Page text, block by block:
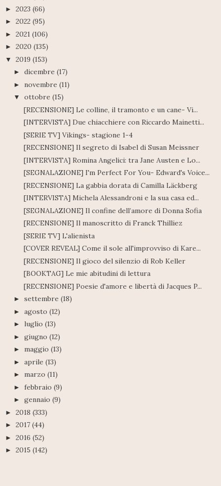
► 2023 (66)
► 2022 (95)
► 2021 (106)
► 2020 (135)
▼ 2019 (153)
► dicembre (17)
► novembre (11)
▼ ottobre (15)
[RECENSIONE] Le colline, il tramonto e un cane- Vi...
[INTERVISTA] Due chiacchiere con Riccardo Mainetti...
[SERIE TV] Vikings- stagione 1-4
[RECENSIONE] Il segreto di Isabel di Susan Meissner
[INTERVISTA] Romina Angelici: tra Jane Austen e Lo...
[SEGNALAZIONE] I'm Perfect For You- Edward's Voice...
[RECENSIONE] La gabbia dorata di Camilla Läckberg
[INTERVISTA] Michela Alessandroni e la sua casa ed...
[SEGNALAZIONE] Il confine dell’amore di Donna Sofia
[RECENSIONE] Il manoscritto di Franck Thilliez
[SERIE TV] L'alienista
[COVER REVEAL] Come il sole all'improvviso di Kare...
[RECENSIONE] Il gioco del silenzio di Rob Keller
[BOOKTAG] Le mie abitudini di lettura
[RECENSIONE] Poesie d'amore e libertà di Jacques P...
► settembre (18)
► agosto (12)
► luglio (13)
► giugno (12)
► maggio (13)
► aprile (13)
► marzo (11)
► febbraio (9)
► gennaio (9)
► 2018 (333)
► 2017 (44)
► 2016 (52)
► 2015 (142)